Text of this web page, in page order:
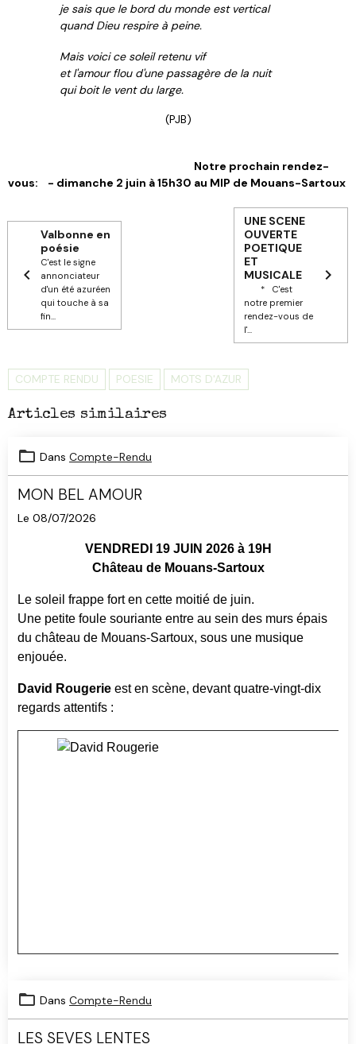
je sais que le bord du monde est vertical
quand Dieu respire à peine.
Mais voici ce soleil retenu vif
et l'amour flou d'une passagère de la nuit
qui boit le vent du large.
(PJB)
Notre prochain rendez-
vous: - dimanche 2 juin à 15h30 au MIP de Mouans-Sartoux
Valbonne en
poésie
C'est le signe
annonciateur
d'un été azuréen
qui touche à sa
fin...
UNE SCENE
OUVERTE
POETIQUE
ET
MUSICALE
* C'est
notre premier
rendez-vous de
l'...
COMPTE RENDU POESIE MOTS D'AZUR
Articles similaires
Dans Compte-Rendu
MON BEL AMOUR
Le 08/07/2026
VENDREDI 19 JUIN 2026 à 19H
Château de Mouans-Sartoux
Le soleil frappe fort en cette moitié de juin.
Une petite foule souriante entre au sein des murs épais
du château de Mouans-Sartoux, sous une musique
enjouée.
David Rougerie est en scène, devant quatre-vingt-dix
regards attentifs :
Dans Compte-Rendu
LES SEVES LENTES